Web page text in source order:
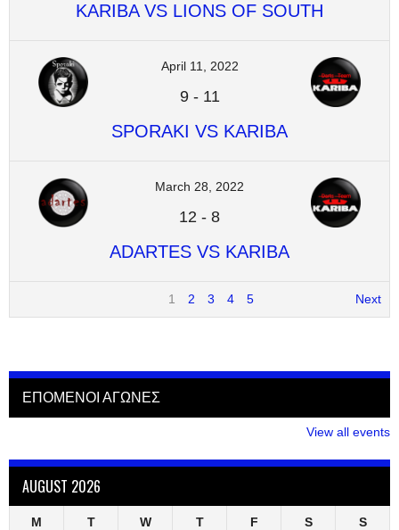
KARIBA VS LIONS OF SOUTH
April 11, 2022
9- 11
SPORAKI VS KARIBA
March 28, 2022
12 - 8
ADARTES VS KARIBA
1 2 3 4 5 Next
ΕΠΟΜΕΝΟΙ ΑΓΩΝΕΣ
View all events
AUGUST 2026
M T W T F S S